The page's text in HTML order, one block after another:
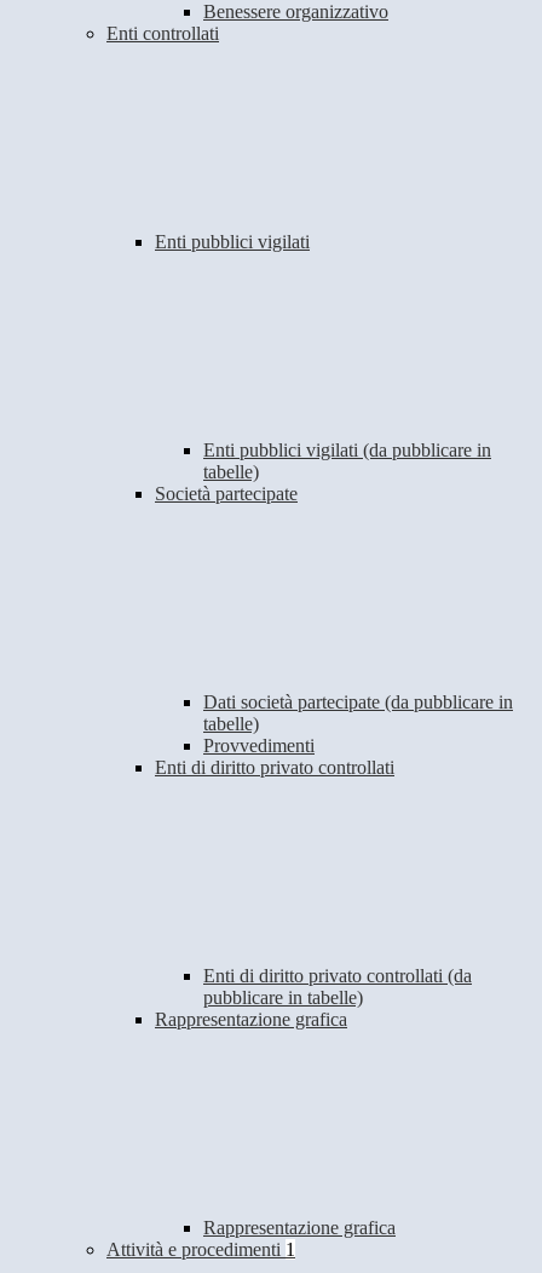
Benessere organizzativo
Enti controllati
Enti pubblici vigilati
Enti pubblici vigilati (da pubblicare in
tabelle)
Società partecipate
Dati società partecipate (da pubblicare in
tabelle)
Provvedimenti
Enti di diritto privato controllati
Enti di diritto privato controllati (da
pubblicare in tabelle)
Rappresentazione grafica
Rappresentazione grafica
Attività e procedimenti 1